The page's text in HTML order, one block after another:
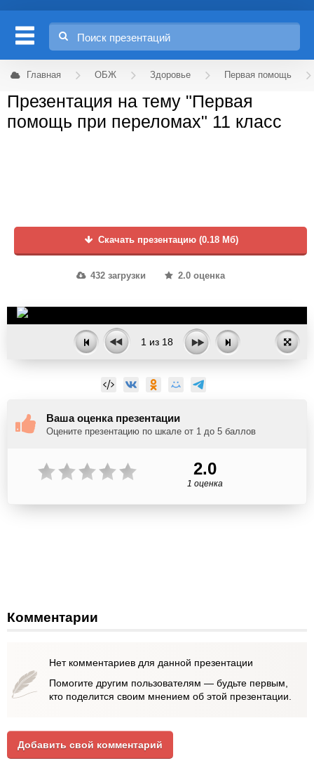
Главная ОБЖ Здоровье Первая помощь
Презентация на тему "Первая
помощь при переломах" 11 класс
Скачать презентацию (0.18 Мб)
432 загрузки 2.0 оценка
1 из 18
Ваша оценка презентации
Оцените презентацию по шкале от 1 до 5 баллов
2.0
1 оценка
Комментарии
Нет комментариев для данной презентации
Помогите другим пользователям — будьте первым,
кто поделится своим мнением об этой презентации.
Добавить свой комментарий